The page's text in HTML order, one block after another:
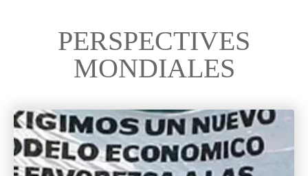
PERSPECTIVES
MONDIALES